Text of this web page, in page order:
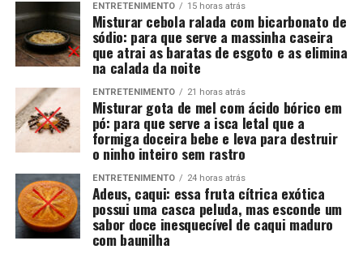
ENTRETENIMENTO 15 horas atrás
Misturar cebola ralada com bicarbonato de
sódio: para que serve a massinha caseira
que atrai as baratas de esgoto e as elimina
na calada da noite
ENTRETENIMENTO 21 horas atrás
Misturar gota de mel com ácido bórico em
pó: para que serve a isca letal que a
formiga doceira bebe e leva para destruir
o ninho inteiro sem rastro
ENTRETENIMENTO 24 horas atrás
Adeus, caqui: essa fruta cítrica exótica
possui uma casca peluda, mas esconde um
sabor doce inesquecível de caqui maduro
com baunilha